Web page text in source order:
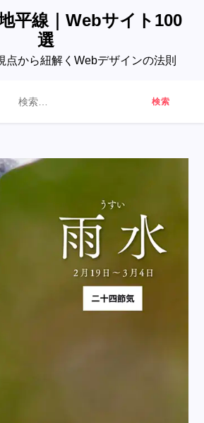
平線｜Webサイト100
選
点から紐解くWebデザインの法則
索: